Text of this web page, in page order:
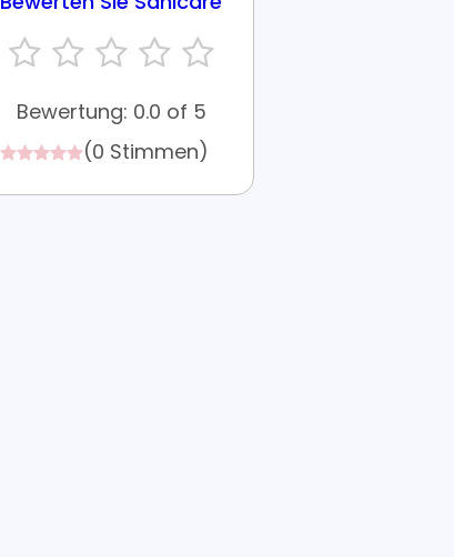
Bewertung: 0.0 of 5
(0 Stimmen)